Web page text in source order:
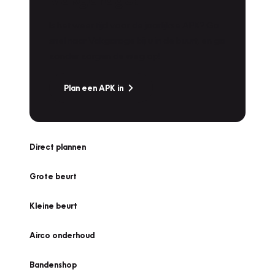
Plan een APK in
Direct plannen
Grote beurt
Kleine beurt
Airco onderhoud
Bandenshop